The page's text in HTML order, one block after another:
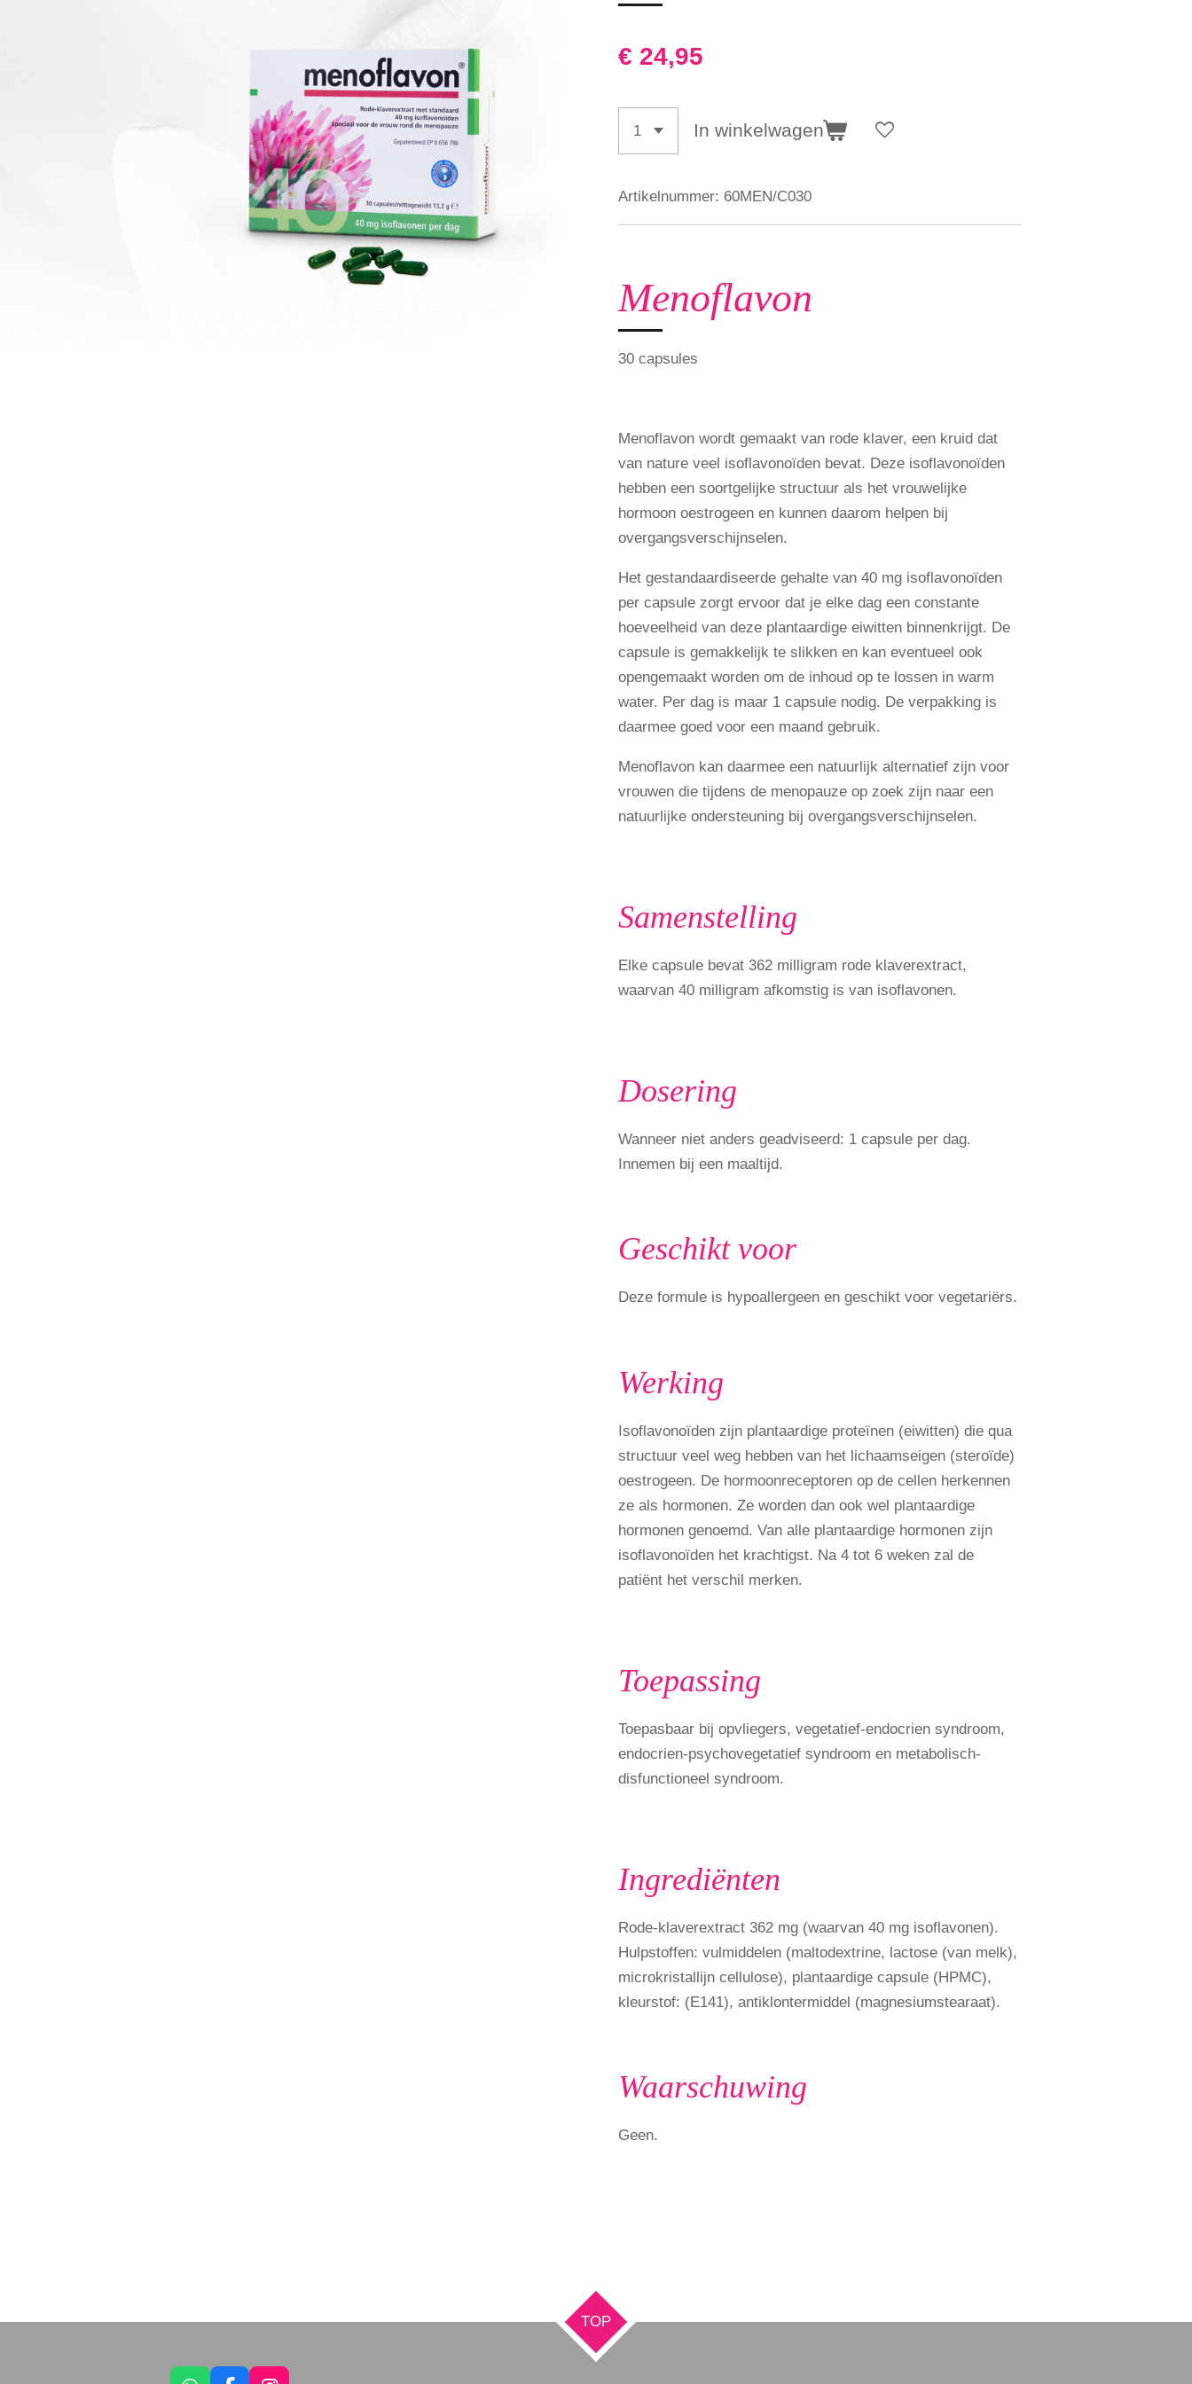
€ 24,95
In winkelwagen
Artikelnummer: 60MEN/C030
Menoflavon
30 capsules
Menoflavon wordt gemaakt van rode klaver, een kruid dat
van nature veel isoflavonoïden bevat. Deze isoflavonoïden
hebben een soortgelijke structuur als het vrouwelijke
hormoon oestrogeen en kunnen daarom helpen bij
overgangsverschijnselen.
Het gestandaardiseerde gehalte van 40 mg isoflavonoïden
per capsule zorgt ervoor dat je elke dag een constante
hoeveelheid van deze plantaardige eiwitten binnenkrijgt. De
capsule is gemakkelijk te slikken en kan eventueel ook
opengemaakt worden om de inhoud op te lossen in warm
water. Per dag is maar 1 capsule nodig. De verpakking is
daarmee goed voor een maand gebruik.
Menoflavon kan daarmee een natuurlijk alternatief zijn voor
vrouwen die tijdens de menopauze op zoek zijn naar een
natuurlijke ondersteuning bij overgangsverschijnselen.
Samenstelling
Elke capsule bevat 362 milligram rode klaverextract,
waarvan 40 milligram afkomstig is van isoflavonen.
Dosering
Wanneer niet anders geadviseerd: 1 capsule per dag.
Innemen bij een maaltijd.
Geschikt voor
Deze formule is hypoallergeen en geschikt voor vegetariërs.
Werking
Isoflavonoïden zijn plantaardige proteïnen (eiwitten) die qua
structuur veel weg hebben van het lichaamseigen (steroïde)
oestrogeen. De hormoonreceptoren op de cellen herkennen
ze als hormonen. Ze worden dan ook wel plantaardige
hormonen genoemd. Van alle plantaardige hormonen zijn
isoflavonoïden het krachtigst. Na 4 tot 6 weken zal de
patiënt het verschil merken.
Toepassing
Toepasbaar bij opvliegers, vegetatief-endocrien syndroom,
endocrien-psychovegetatief syndroom en metabolisch-
disfunctioneel syndroom.
Ingrediënten
Rode-klaverextract 362 mg (waarvan 40 mg isoflavonen).
Hulpstoffen: vulmiddelen (maltodextrine, lactose (van melk),
microkristallijn cellulose), plantaardige capsule (HPMC),
kleurstof: (E141), antiklontermiddel (magnesiumstearaat).
Waarschuwing
Geen.
TOP